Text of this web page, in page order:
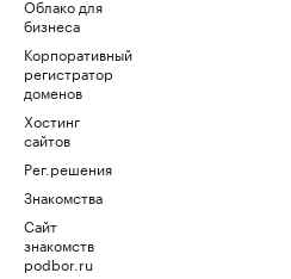
Облако для
бизнеса
Корпоративный
регистратор
доменов
Хостинг
сайтов
Рег.решения
Знакомства
Сайт
знакомств
podbor.ru